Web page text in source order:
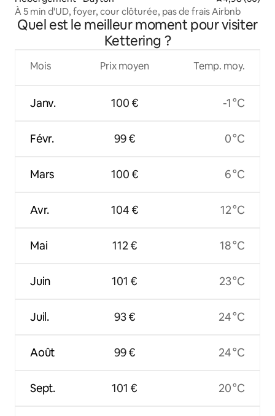
À 5 min d'UD, foyer, cour clôturée, pas de frais Airbnb
Quel est le meilleur moment pour visiter
Kettering ?
Mois
Janv.
Févr.
Mars
Avr.
Mai
Juin
Juil.
Août
Sept.
Prix moyen
100 €
99 €
100 €
104 €
112 €
101 €
93 €
99 €
101 €
Temp. moy.
-1 °C
0 °C
6 °C
12 °C
18 °C
23 °C
24 °C
24 °C
20 °C